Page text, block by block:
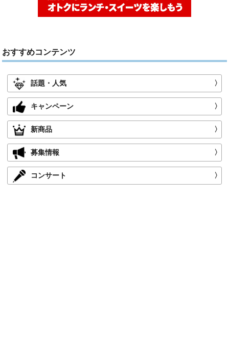
おすすめコンテンツ
話題・人気 〉
キャンペーン 〉
新商品 〉
募集情報 〉
コンサート 〉